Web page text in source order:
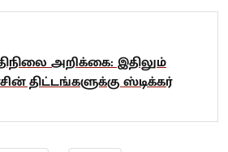
அறிக்கை: இதிலும்
திட்டங்களுக்கு ஸ்டிக்கர்